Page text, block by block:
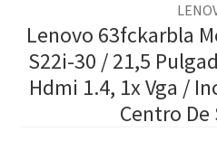
Lenovo 63fckarbla
S22i-30 / 21,5
Hdmi 1.4, 1x Vga /
Centro